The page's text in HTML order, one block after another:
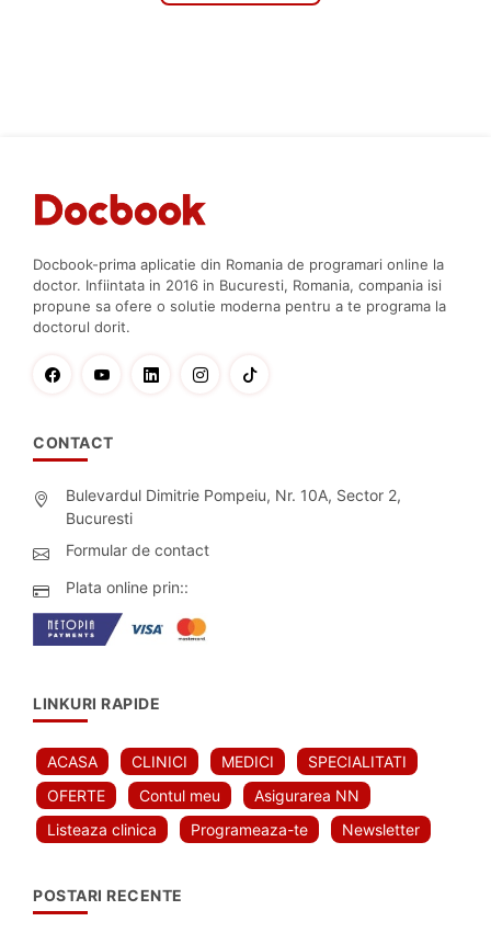
Docbook-prima aplicatie din Romania de programari online la
doctor. Infiintata in 2016 in Bucuresti, Romania, compania isi
propune sa ofere o solutie moderna pentru a te programa la
doctorul dorit.
CONTACT
Bulevardul Dimitrie Pompeiu, Nr. 10A, Sector 2,
Bucuresti
Formular de contact
Plata online prin::
LINKURI RAPIDE
ACASA CLINICI MEDICI
SPECIALITATI
OFERTE
Contul meu
Asigurarea NN
Listeaza clinica
Programeaza-te Newsletter
POSTARI RECENTE